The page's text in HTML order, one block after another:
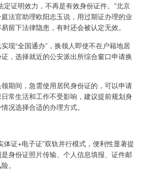
定证明效力，不再是有效身份证件。”北京
法官助理欧阳志玉说，用过期证办理的业
留下法律隐患，有时还会被认定无效。
现“全国通办”，换领人即使不在户籍地居
，选择就近的公安派出所综合窗口申请换
期间，急需使用居民身份证的，可以申请
常生活和工作不受影响，建议提前规划身
况选择合适的办理方式。
体证+电子证”双轨并行模式，便利性显著提
身份证照片传输、个人信息填报、证件邮
。